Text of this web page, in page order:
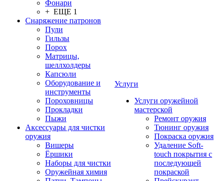
Фонари
+ ЕЩЕ 1
Снаряжение патронов
Пули
Гильзы
Порох
Матрицы,
шеллхолдеры
Капсюли
Оборудование и
инструменты
Пороховницы
Прокладки
Пыжи
Аксессуары для чистки
оружия
Вишеры
Ёршики
Наборы для чистки
Оружейная химия
Услуги
Услуги оружейной
мастерской
Ремонт оружия
Тюнинг оружия
Покраска оружия
Удаление Soft-
touch покрытия с
последующей
покраской